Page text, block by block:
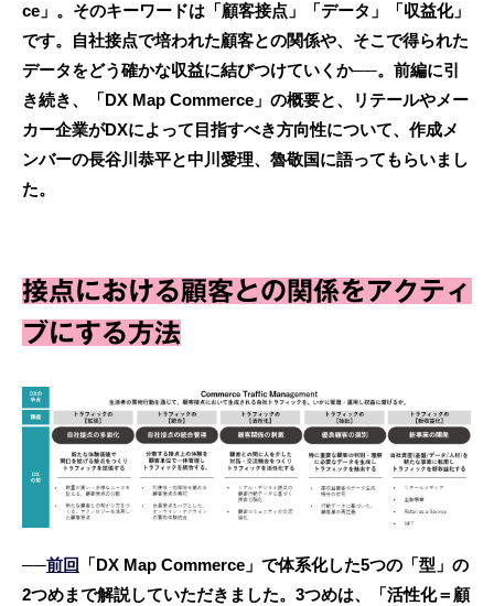
ce」。そのキーワードは「顧客接点」「データ」「収益化」
です。自社接点で培われた顧客との関係や、そこで得られた
データをどう確かな収益に結びつけていくか──。前編に引
き続き、「DX Map Commerce」の概要と、リテールやメー
カー企業がDXによって目指すべき方向性について、作成メ
ンバーの長谷川恭平と中川愛理、魯敬国に語ってもらいまし
た。
接点における顧客との関係をアクティ
ブにする方法
──前回
「DX Map Commerce」で体系化した5つの「型」の
2つめまで解説していただきました。3つめは、「活性化＝顧